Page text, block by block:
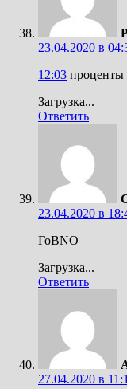
23.04.2020 в
12:03 проценты
Загрузка...
Ответить
23.04.2020 в
ГоBNO
Загрузка...
Ответить
27.04.2020 в